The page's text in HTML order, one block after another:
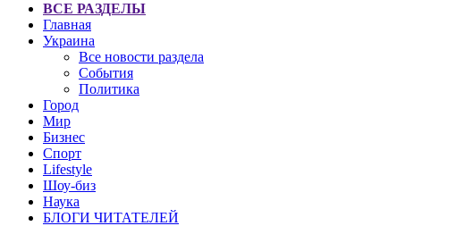
ВСЕ РАЗДЕЛЫ
Главная
Украина
Все новости раздела
События
Политика
Город
Мир
Бизнес
Спорт
Lifestyle
Шоу-биз
Наука
БЛОГИ ЧИТАТЕЛЕЙ